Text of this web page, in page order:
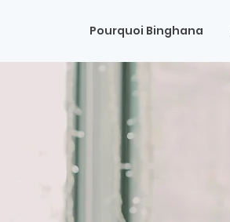
Pourquoi Binghana